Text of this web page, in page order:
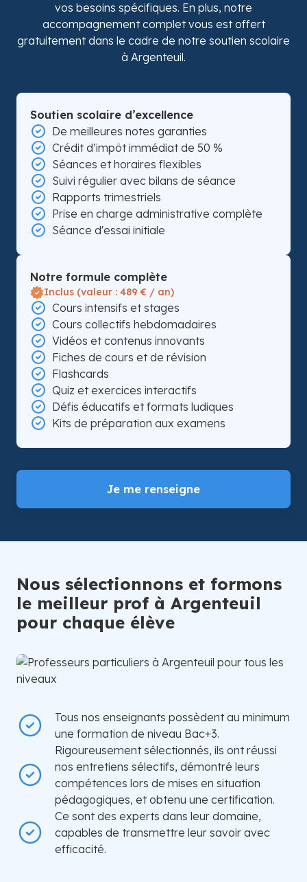
vos besoins spécifiques. En plus, notre
accompagnement complet vous est offert
gratuitement dans le cadre de notre soutien scolaire
à Argenteuil.
Soutien scolaire d’excellence
De meilleures notes garanties
Crédit d’impôt immédiat de 50 %
Séances et horaires flexibles
Suivi régulier avec bilans de séance
Rapports trimestriels
Prise en charge administrative complète
Séance d'essai initiale
Notre formule complète
Inclus (valeur : 489 € / an)
Cours intensifs et stages
Cours collectifs hebdomadaires
Vidéos et contenus innovants
Fiches de cours et de révision
Flashcards
Quiz et exercices interactifs
Défis éducatifs et formats ludiques
Kits de préparation aux examens
Je me renseigne
Nous sélectionnons et formons
le meilleur prof à Argenteuil
pour chaque élève
Tous nos enseignants possèdent au minimum
une formation de niveau Bac+3.
Rigoureusement sélectionnés, ils ont réussi
nos entretiens sélectifs, démontré leurs
compétences lors de mises en situation
pédagogiques, et obtenu une certification.
Ce sont des experts dans leur domaine,
capables de transmettre leur savoir avec
efficacité.